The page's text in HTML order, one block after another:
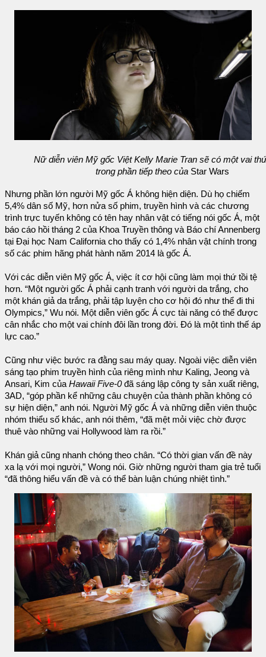
Nữ diễn viên Mỹ gốc Việt Kelly Marie Tran sẽ có một vai
trong phần tiếp theo của Star Wars
Nhưng phần lớn người Mỹ gốc Á không hiện diện. Dù họ chiếm
5,4% dân số Mỹ, hơn nửa số phim, truyền hình và các chương
trình trực tuyến không có tên hay nhân vật có tiếng nói gốc Á, một
báo cáo hồi tháng 2 của Khoa Truyền thông và Báo chí Annenberg
tại Đại học Nam California cho thấy có 1,4% nhân vật chính trong
số các phim hãng phát hành năm 2014 là gốc Á.
Với các diễn viên Mỹ gốc Á, việc ít cơ hội cũng làm mọi thứ tồi tệ
hơn. “Một người gốc Á phải cạnh tranh với người da trắng, cho
một khán giả da trắng, phải tập luyện cho cơ hội đó như thể đi thi
Olympics,” Wu nói. Một diễn viên gốc Á cực tài năng có thể được
cân nhắc cho một vai chính đôi lần trong đời. Đó là một tình thế áp
lực cao.”
Cũng như việc bước ra đằng sau máy quay. Ngoài việc diễn viên
sáng tạo phim truyền hình của riêng mình như Kaling, Jeong và
Ansari, Kim của Hawaii Five-0đã sáng lập công ty sản xuất riêng,
3AD, “góp phần kể những câu chuyện của thành phần không có
sự hiện diện,” anh nói. Người Mỹ gốc Á và những diễn viên thuộc
nhóm thiểu số khác, anh nói thêm, “đã mệt mỏi việc chờ được
thuê vào những vai Hollywood làm ra rồi.”
Khán giả cũng nhanh chóng theo chân. “Có thời gian vấn đề này
xa lạ với mọi người,” Wong nói. Giờ những người tham gia trẻ tuổi
“đã thông hiểu vấn đề và có thể bàn luận chúng nhiệt tình.”